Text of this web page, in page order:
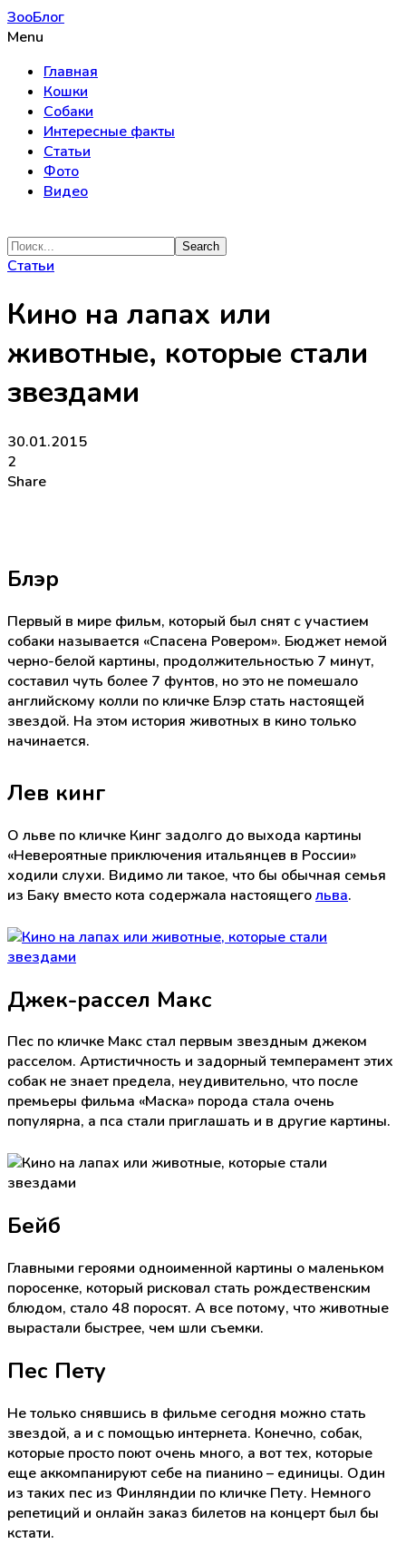
ЗооБлог
Menu
Главная
Кошки
Собаки
Интересные факты
Статьи
Фото
Видео
Статьи
Кино на лапах или
животные, которые стали
звездами
30.01.2015
2
Share
Блэр
Первый в мире фильм, который был снят с участием
собаки называется «Спасена Ровером». Бюджет немой
черно-белой картины, продолжительностью 7 минут,
составил чуть более 7 фунтов, но это не помешало
английскому колли по кличке Блэр стать настоящей
звездой. На этом история животных в кино только
начинается.
Лев кинг
О льве по кличке Кинг задолго до выхода картины
«Невероятные приключения итальянцев в России»
ходили слухи. Видимо ли такое, что бы обычная семья
из Баку вместо кота содержала настоящегольва.
Джек-рассел Макс
Пес по кличке Макс стал первым звездным джеком
расселом. Артистичность и задорный темперамент этих
собак не знает предела, неудивительно, что после
премьеры фильма «Маска» порода стала очень
популярна, а пса стали приглашать и в другие картины.
Бейб
Главными героями одноименной картины о маленьком
поросенке, который рисковал стать рождественским
блюдом, стало 48 поросят. А все потому, что животные
вырастали быстрее, чем шли съемки.
Пес Пету
Не только снявшись в фильме сегодня можно стать
звездой, а и с помощью интернета. Конечно, собак,
которые просто поют очень много, а вот тех, которые
еще аккомпанируют себе на пианино – единицы. Один
из таких пес из Финляндии по кличке Пету. Немного
репетиций и онлайн заказ билетов на концерт был бы
кстати.